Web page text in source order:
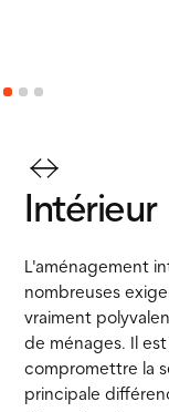
Intérieur
L'aménagement
nombreuses
vraiment
de ménages. Il
compromettre la
principale